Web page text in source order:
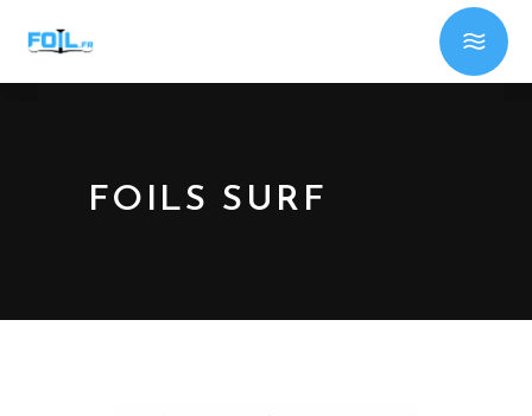
FOILS SURF